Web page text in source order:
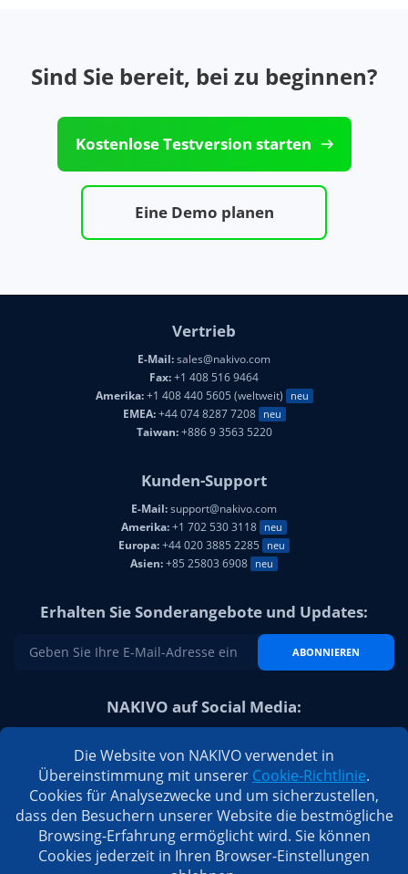
Sind Sie bereit, bei zu beginnen?
Kostenlose Testversion starten
Eine Demo planen
Vertrieb
E-Mail:sales@nakivo.com
Fax:+1 408 516 9464
Amerika:+1 408 440 5605 (weltweit) neu
EMEA:+44 074 8287 7208 neu
Taiwan:+886 9 3563 5220
Kunden-Support
E-Mail:support@nakivo.com
Amerika:+1 702 530 3118 neu
Europa:+44 020 3885 2285 neu
Asien:+85 25803 6908 neu
Erhalten Sie Sonderangebote und Updates:
ABONNIEREN
NAKIVO auf Social Media:
Die Website von NAKIVO verwendet in
Übereinstimmung mit unserer Cookie-Richtlinie.
Cookies für Analysezwecke und um sicherzustellen,
dass den Besuchern unserer Website die bestmögliche
Browsing-Erfahrung ermöglicht wird. Sie können
Cookies jederzeit in Ihren Browser-Einstellungen